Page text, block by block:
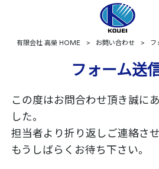
有限会社 高榮 HOME > お問い合わせ > フ
フォーム送
この度はお問合わせ頂き誠に
した。
担当者より折り返しご連絡さ
もうしばらくお待ち下さい。